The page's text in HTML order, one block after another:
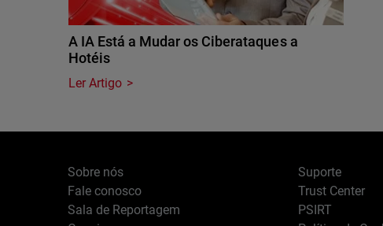
A IA Está a Mudar os Ciberataques a
Hotéis
Ler Artigo
Sobre nós
Fale conosco
Sala de Reportagem
Suporte
Trust Center
PSIRT